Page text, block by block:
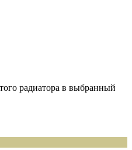
радиатора в выбранный